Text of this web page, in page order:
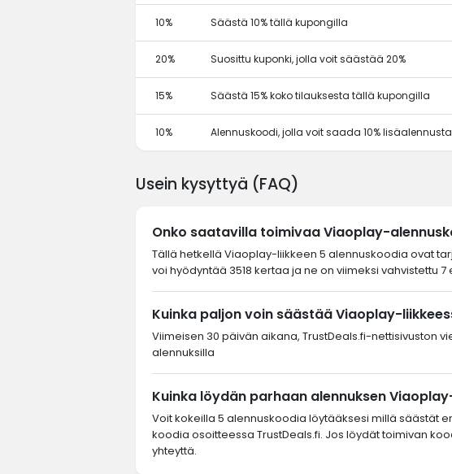
10% Säästä 10% tällä kupongilla
20% Suosittu kuponki, jolla voit säästää 20%
15% Säästä 15% koko tilauksesta tällä kupongilla
10% Alennuskoodi, jolla voit saada 10% lisäalennusta
Usein kysyttyä (FAQ)
Onko saatavilla toimivaa Viaoplay-
Tällä hetkellä Viaoplay-liikkeen 5 alennuskoodia ovat
voi hyödyntää 3518 kertaa ja ne on viimeksi vahvistettu 7
Kuinka paljon voin säästää Viaoplay-
Viimeisen 30 päivän aikana, TrustDeals.fi-nettisivuston
alennuksilla
Kuinka löydän parhaan alennuksen
Voit kokeilla 5 alennuskoodia löytääksesi millä säästät
koodia osoitteessa TrustDeals.fi. Jos löydät toimivan
yhteyttä.